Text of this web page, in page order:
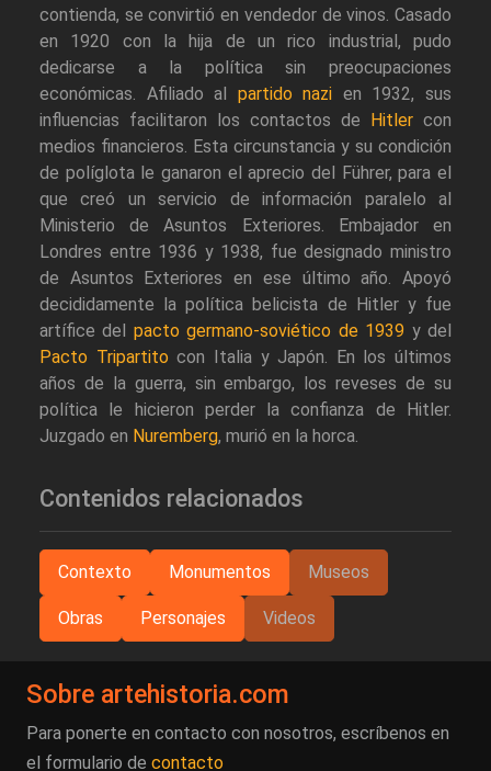
contienda, se convirtió en vendedor de vinos. Casado
en 1920 con la hija de un rico industrial, pudo
dedicarse a la política sin preocupaciones
económicas. Afiliado al partido nazi en 1932, sus
influencias facilitaron los contactos de Hitler con
medios financieros. Esta circunstancia y su condición
de políglota le ganaron el aprecio del Führer, para el
que creó un servicio de información paralelo al
Ministerio de Asuntos Exteriores. Embajador en
Londres entre 1936 y 1938, fue designado ministro
de Asuntos Exteriores en ese último año. Apoyó
decididamente la política belicista de Hitler y fue
artífice del pacto germano-soviético de 1939 y del
Pacto Tripartito con Italia y Japón. En los últimos
años de la guerra, sin embargo, los reveses de su
política le hicieron perder la confianza de Hitler.
Juzgado en Nuremberg, murió en la horca.
Contenidos relacionados
Contexto Monumentos Museos
Obras Personajes Videos
Sobre artehistoria.com
Para ponerte en contacto con nosotros, escríbenos en
el formulario de contacto